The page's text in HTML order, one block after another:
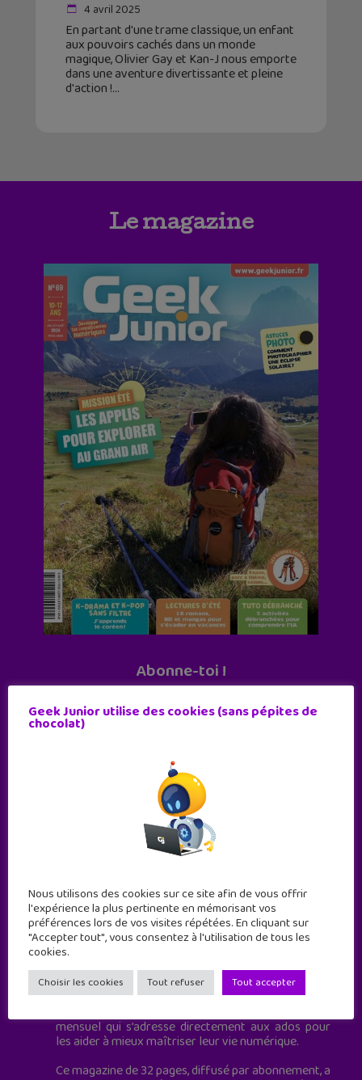
4 avril 2025
En partant d'une trame classique, un enfant
aux pouvoirs cachés dans un monde
magique, Olivier Gay et Kan-J nous emporte
dans une aventure divertissante et pleine
d'action !
Le magazine
Abonne-toi !
Geek Junior est le premier site de culture numérique
à destination des adolescents.
mensuel qui s’adresse directement aux ados pour
les aider à mieux maîtriser leur vie numérique.
Ce magazine de 32 pages, diffusé par abonnement, a
Geek Junior utilise des cookies (sans pépites de
chocolat)
Nous utilisons des cookies sur ce site afin de vous offrir
l'expérience la plus pertinente en mémorisant vos
préférences lors de vos visites répétées. En cliquant sur
"Accepter tout", vous consentez à l'utilisation de tous les
cookies.
Choisir les cookies Tout refuser Tout accepter